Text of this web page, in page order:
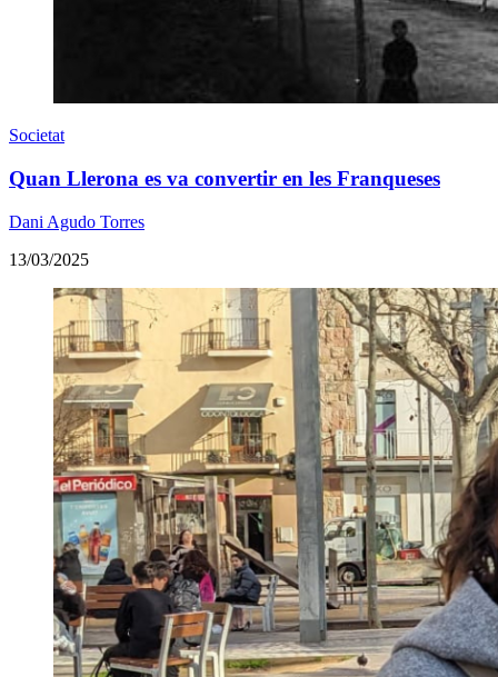
Societat
Quan Llerona es va convertir en les Franqueses
Dani Agudo Torres
13/03/2025